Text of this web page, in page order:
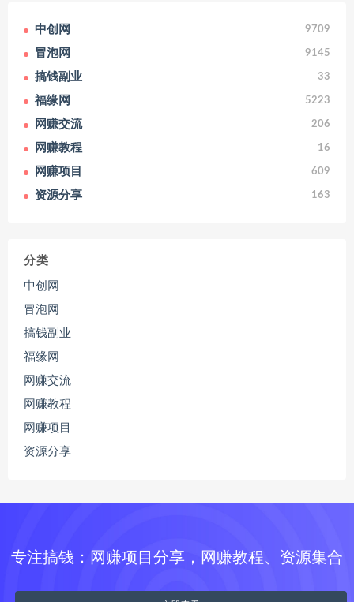
中创网 9709
冒泡网 9145
搞钱副业 33
福缘网 5223
网赚交流 206
网赚教程 16
网赚项目 609
资源分享 163
分类
中创网
冒泡网
搞钱副业
福缘网
网赚交流
网赚教程
网赚项目
资源分享
专注搞钱：网赚项目分享，网赚教程、资源集合